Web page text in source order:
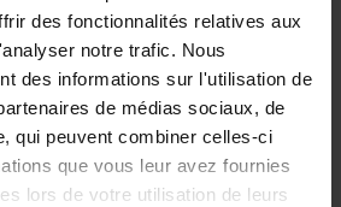
des fonctionnalités relatives aux
notre trafic. Nous
des informations sur l'utilisation de
de médias sociaux, de
qui peuvent combiner celles-ci
que vous leur avez fournies
lors de votre utilisation de leurs
Tablier
Voir
détails
Gant